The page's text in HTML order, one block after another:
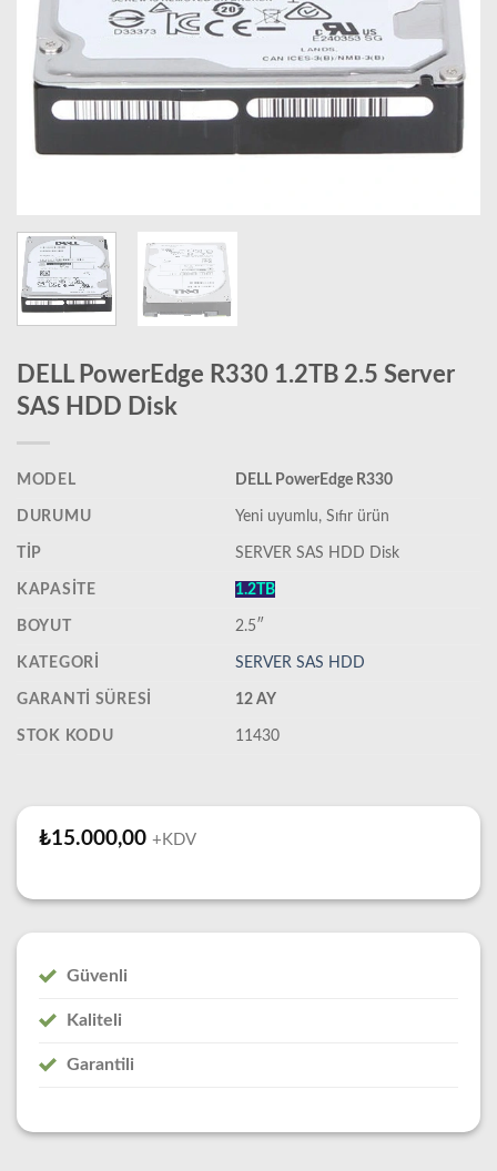
DELL PowerEdge R330 1.2TB 2.5 Server
SAS HDD Disk
MODEL DELL PowerEdge R330
DURUMU ‎Yeni uyumlu, Sıfır ürün
TIP SERVER SAS HDD Disk
KAPASITE 1.2TB
BOYUT 2.5″
KATEGORI SERVER SAS HDD
GARANTI SÜRESI 12 AY
STOK KODU 11430
₺15.000,00 +KDV
Güvenli
Kaliteli
Garantili